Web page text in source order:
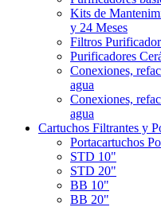
Kits de
y 24 Meses
Filtros
Purificadores
Conexiones,
agua
Conexiones,
agua
Cartuchos Filtrantes y
Portacartuchos
STD 10"
STD 20"
BB 10"
BB 20"